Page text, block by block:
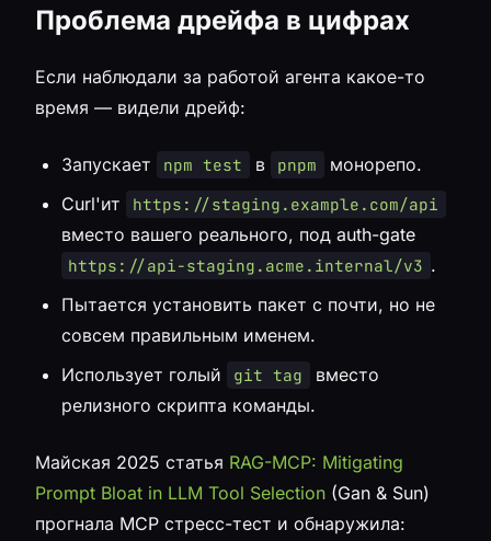
Проблема дрейфа в цифрах
Если наблюдали за работой агента какое-то
время — видели дрейф:
Запускает npm test в pnpm
монорепо.
Curl'ит
https://staging.example.com/api
вместо вашего реального, под auth-gate
https://api-staging.acme.internal/v3 .
Пытается установить пакет с почти, но не
совсем правильным именем.
Использует голый
git tag
вместо
релизного скрипта команды.
Майская 2025 статья RAG-MCP: Mitigating
Prompt Bloat in LLM Tool Selection (Gan & Sun)
прогнала MCP стресс-тест и обнаружила: